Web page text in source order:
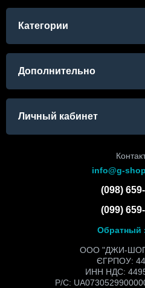
Категории
Дополнительно
Личный кабинет
info@g-
(098)
(099)
Обратный
ООО "ДЖИ-
ЄГРПОУ:
ИНН НДС:
Р/С: